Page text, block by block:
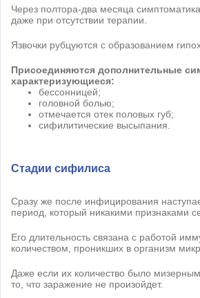
Через полтора-два месяца
даже при отсутствии терапии.
Язвочки рубцуются с образованием
Присоединяются дополнительные
характеризующиеся:
бессонницей;
головной болью;
отмечается отек половых губ;
сифилитические высыпания.
Стадии сифилиса
Сразу же после инфицирования
период, который никакими признаками
Его длительность связана с работой
количеством, проникших в организм
Даже если их количество было
то, что заражение не произойдет.